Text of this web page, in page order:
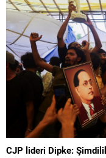
CJP lideri Dipke: